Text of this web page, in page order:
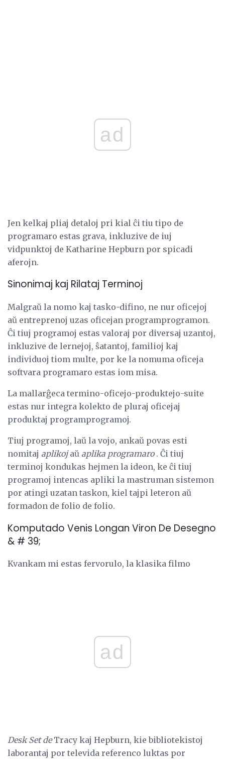
ad
Jen kelkaj pliaj detaloj pri kial ĉi tiu tipo de
programaro estas grava, inkluzive de iuj
vidpunktoj de Katharine Hepburn por spicadi
aferojn.
Sinonimaj kaj Rilataj Terminoj
Malgraŭ la nomo kaj tasko-difino, ne nur oficejoj
aŭ entreprenoj uzas oficejan programprogramon.
Ĉi tiuj programoj estas valoraj por diversaj uzantoj,
inkluzive de lernejoj, ŝatantoj, familioj kaj
individuoj tiom multe, por ke la nomuma oficeja
softvara programaro estas iom misa.
La mallarĝeca termino-oficejo-produktejo-suite
estas nur integra kolekto de pluraj oficejaj
produktaj programprogramoj.
Tiuj programoj, laŭ la vojo, ankaŭ povas esti
nomitaj aplikojaŭ aplika programaro. Ĉi tiuj
terminoj kondukas hejmen la ideon, ke ĉi tiuj
programoj intencas apliki la mastruman sistemon
por atingi uzatan taskon, kiel tajpi leteron aŭ
formadon de folio de folio.
Komputado Venis Longan Viron De Desegno
& # 39;
Kvankam mi estas fervorulo, la klasika filmo
ad
Desk Set deTracy kaj Hepburn, kie bibliotekistoj
laborantaj por televida referenco luktas por